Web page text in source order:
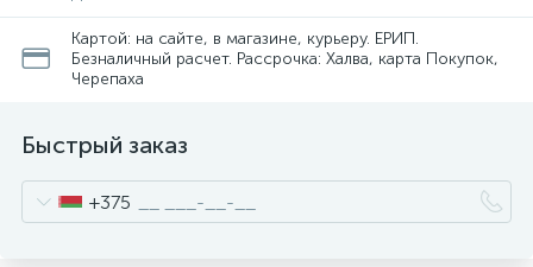
Картой: на сайте, в магазине, курьеру. ЕРИП.
Безналичный расчет. Рассрочка: Халва, карта Покупок,
Черепаха
Быстрый заказ
+375